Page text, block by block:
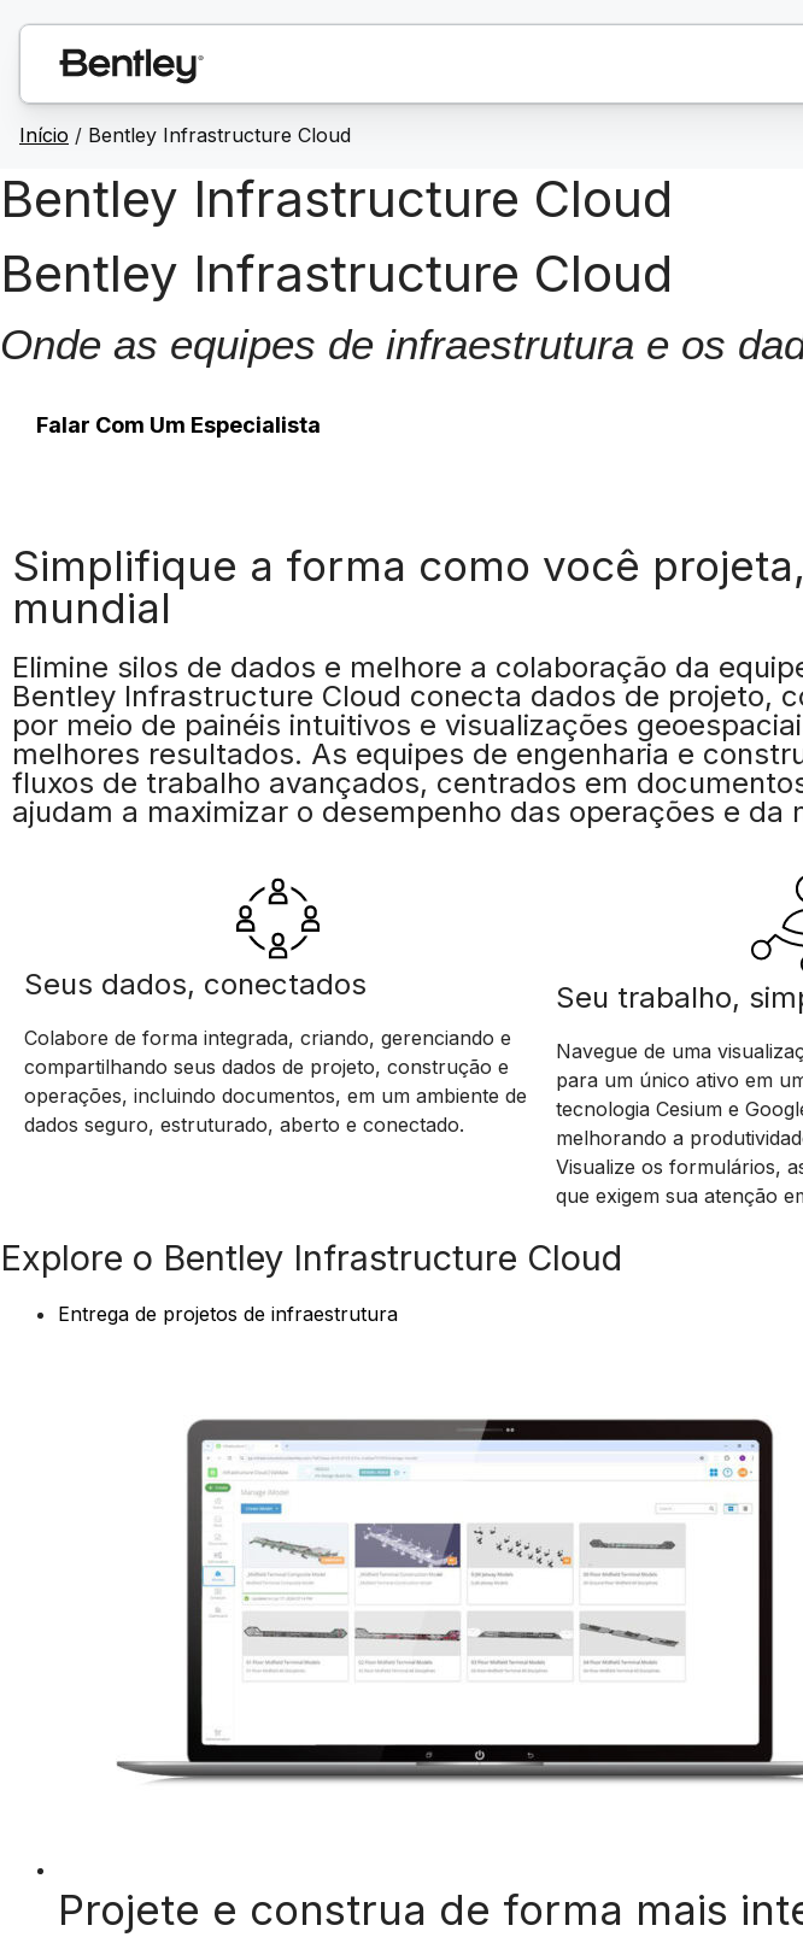
Início / Bentley Infrastructure Cloud
Bentley Infrastructure Cloud
Bentley Infrastructure Cloud
Onde as equipes de infraestrutura e os
Falar Com Um Especialista
Simplifique a forma como você
mundial
Elimine silos de dados e melhore a colaboração da
Bentley Infrastructure Cloud conecta dados de projeto,
por meio de painéis intuitivos e visualizações
melhores resultados. As equipes de engenharia e
fluxos de trabalho avançados, centrados em
ajudam a maximizar o desempenho das operações e da
Seus dados, conectados
Colabore de forma integrada, criando, gerenciando e
compartilhando seus dados de projeto, construção e
operações, incluindo documentos, em um ambiente de
dados seguro, estruturado, aberto e conectado.
Seu trabalho,
Navegue de uma
para um único ativo em
tecnologia Cesium e
melhorando a
Visualize os formulários,
que exigem sua atenção
Explore o Bentley Infrastructure Cloud
Entrega de projetos de infraestrutura
Projete e construa de forma mais